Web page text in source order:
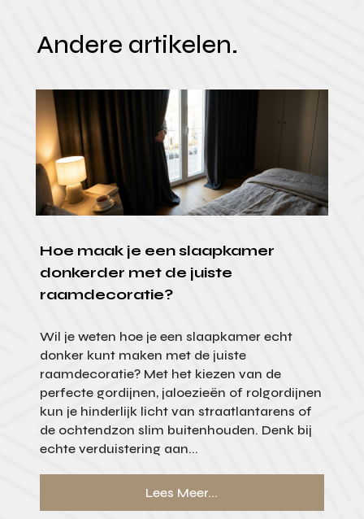
Andere artikelen.
Hoe maak je een slaapkamer
donkerder met de juiste
raamdecoratie?
Wil je weten hoe je een slaapkamer echt
donker kunt maken met de juiste
raamdecoratie? Met het kiezen van de
perfecte gordijnen, jaloezieën of rolgordijnen
kun je hinderlijk licht van straatlantarens of
de ochtendzon slim buitenhouden. Denk bij
echte verduistering aan...
Lees Meer...